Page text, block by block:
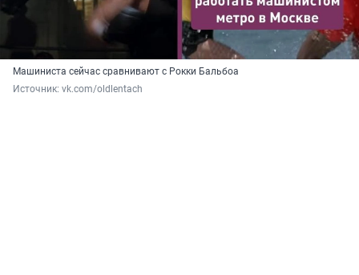
Машиниста сейчас сравнивают с Рокки Бальбоа
Источник: vk.com/oldlentach